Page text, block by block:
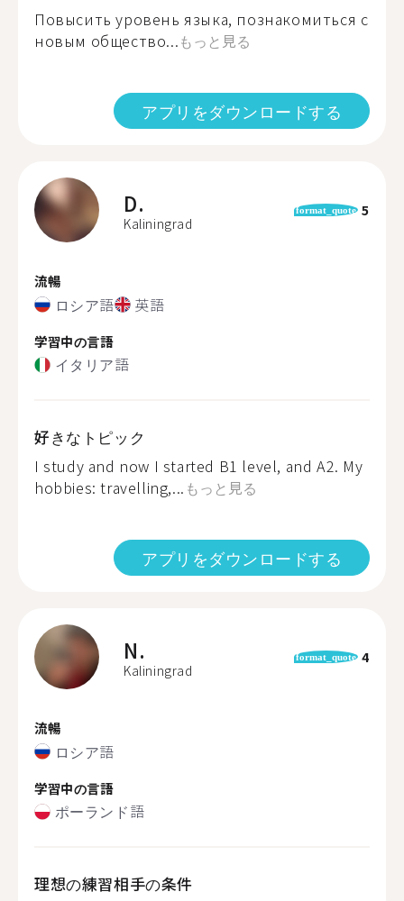
Повысить уровень языка, познакомиться с
новым общество...もっと見る
アプリをダウンロードする
D.
Kaliningrad
format_quote 5
流暢
ロシア語 英語
学習中の言語
イタリア語
好きなトピック
I study and now I started B1 level, and A2. My
hobbies: travelling,... もっと見る
アプリをダウンロードする
N.
Kaliningrad
format_quote 4
流暢
ロシア語
学習中の言語
ポーランド語
理想の練習相手の条件